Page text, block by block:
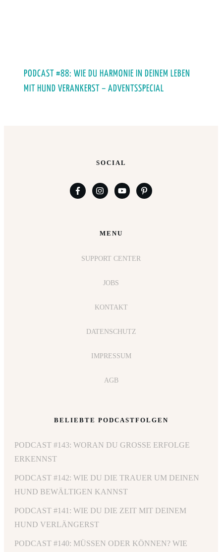
PODCAST #88: WIE DU HARMONIE IN DEINEM LEBEN
MIT HUND VERANKERST – ADVENTSSPECIAL
BELIEBTE PODCASTFOLGEN
PODCAST #143: WORAN DU GROSSE ERFOLGE E
RKENNST
PODCAST #142: WIE DU DIE TRAUER UM DEINEN
HUND BEWÄLTIGEN KANNST
PODCAST #141: WIE DU DIE ZEIT MIT DEINEM
HUND VERLÄNGERST
PODCAST #140: MÜSSEN ODER KÖNNEN? WIE
MENU
SUPPORT CENTER
JOBS
KONTAKT
DATENSCHUTZ
IMPRESSUM
AGB
SOCIAL